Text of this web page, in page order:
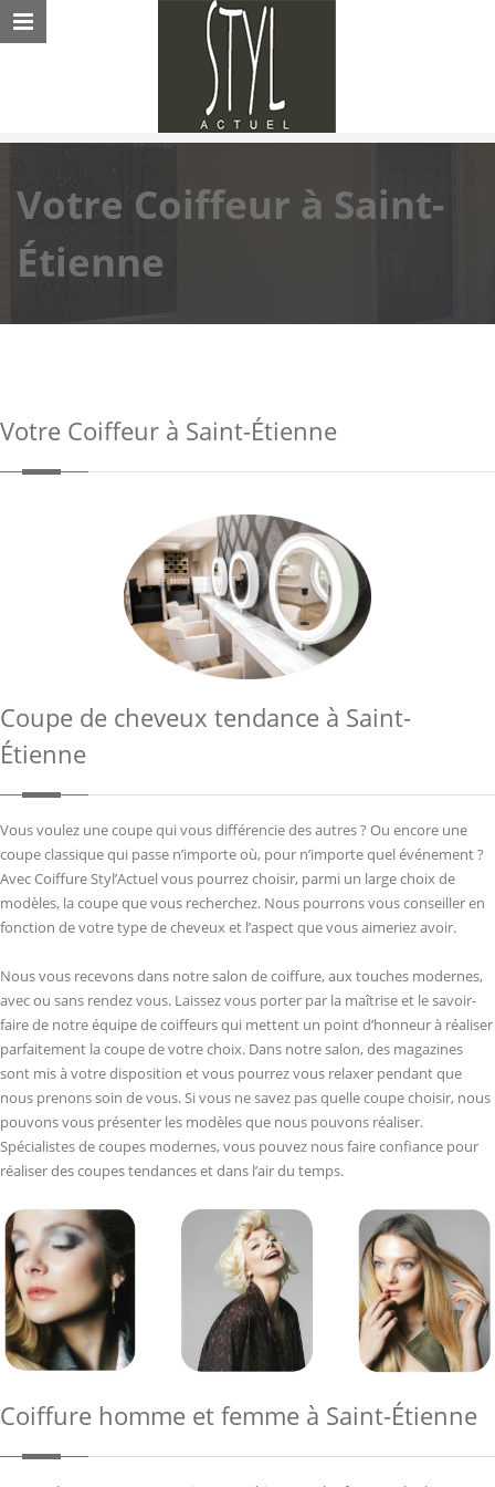
Votre Coiffeur à Saint-
Étienne
Votre Coiffeur à Saint-Étienne
Coupe de cheveux tendance à Saint-
Étienne
Vous voulez une coupe qui vous différencie des autres ? Ou encore une
coupe classique qui passe n’importe où, pour n’importe quel événement ?
Avec Coiffure Styl’Actuel vous pourrez choisir, parmi un large choix de
modèles, la coupe que vous recherchez. Nous pourrons vous conseiller en
fonction de votre type de cheveux et l’aspect que vous aimeriez avoir.
Nous vous recevons dans notre salon de coiffure, aux touches modernes,
avec ou sans rendez vous. Laissez vous porter par la maîtrise et le savoir-
faire de notre équipe de coiffeurs qui mettent un point d’honneur à réaliser
parfaitement la coupe de votre choix. Dans notre salon, des magazines
sont mis à votre disposition et vous pourrez vous relaxer pendant que
nous prenons soin de vous. Si vous ne savez pas quelle coupe choisir, nous
pouvons vous présenter les modèles que nous pouvons réaliser.
Spécialistes de coupes modernes, vous pouvez nous faire confiance pour
réaliser des coupes tendances et dans l’air du temps.
Coiffure homme et femme à Saint-Étienne